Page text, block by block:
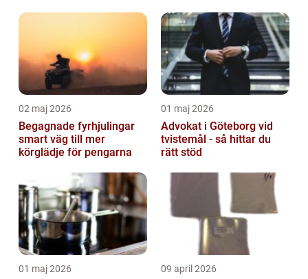
02 maj 2026
Begagnade fyrhjulingar
smart väg till mer
körglädje för pengarna
01 maj 2026
Advokat i Göteborg vid
tvistemål - så hittar du
rätt stöd
01 maj 2026 09 april 2026